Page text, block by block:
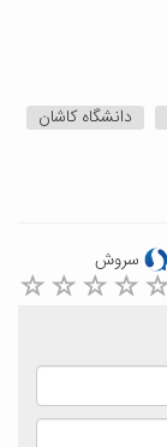
دانشگاه کاشان
سروش